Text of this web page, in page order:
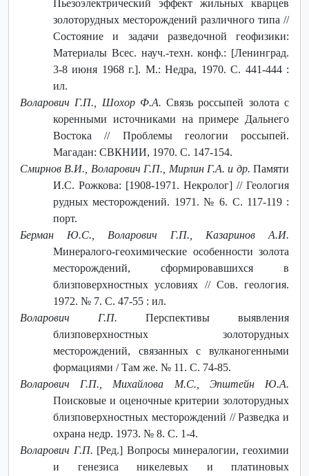
Пьезоэлектрический эффект жильных кварцев
золоторудных месторождений различного типа //
Состояние и задачи разведочной геофизики:
Материалы Всес. науч.-техн. конф.: [Ленинград.
3-8 июня 1968 г.]. М.: Недра, 1970. С. 441-444 :
ил.
Воларович Г.П., Шохор Ф.А.Связь россыпей золота с
коренными источниками на примере Дальнего
Востока // Проблемы геологии россыпей.
Магадан: СВКНИИ, 1970. С. 147-154.
Смирнов В.И., Воларович Г.П., Мирлин Г.А. и др. Памяти
И.С. Рожкова: [1908-1971. Некролог] // Геология
рудных месторождений. 1971. № 6. С. 117-119 :
порт.
Берман Ю.С., Воларович Г.П., Казаринов А.И.
Минералого-геохимические особенности золота
месторождений, сформировавшихся в
близповерхностных условиях // Сов. геология.
1972. № 7. С. 47-55 : ил.
Воларович Г.П. Перспективы выявления
близповерхностных золоторудных
месторождений, связанных с вулканогенными
формациями / Там же. № 11. С. 74-85.
Воларович Г.П., Михайлова М.С., Эпштейн Ю.А.
Поисковые и оценочные критерии золоторудных
близповерхностных месторождений // Разведка и
охрана недр. 1973. № 8. С. 1-4.
Воларович Г.П. [Ред.] Вопросы минералогии, геохимии
и генезиса никелевых и платиновых